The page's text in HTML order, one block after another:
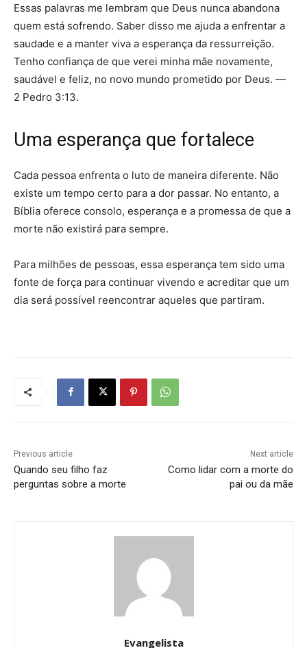
Essas palavras me lembram que Deus nunca abandona
quem está sofrendo. Saber disso me ajuda a enfrentar a
saudade e a manter viva a esperança da ressurreição.
Tenho confiança de que verei minha mãe novamente,
saudável e feliz, no novo mundo prometido por Deus. —
2 Pedro 3:13.
Uma esperança que fortalece
Cada pessoa enfrenta o luto de maneira diferente. Não
existe um tempo certo para a dor passar. No entanto, a
Bíblia oferece consolo, esperança e a promessa de que a
morte não existirá para sempre.
Para milhões de pessoas, essa esperança tem sido uma
fonte de força para continuar vivendo e acreditar que um
dia será possível reencontrar aqueles que partiram.
Previous article
Quando seu filho faz
perguntas sobre a morte
Next article
Como lidar com a morte do
pai ou da mãe
Evangelista